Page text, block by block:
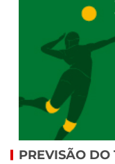
PREVISÃO